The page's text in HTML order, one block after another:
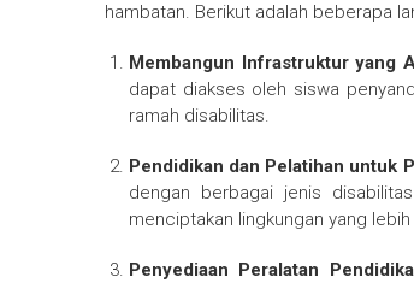
hambatan. Berikut adalah beberapa
Membangun Infrastruktur yang
dapat diakses oleh siswa
ramah disabilitas.
Pendidikan dan Pelatihan untuk
dengan berbagai jenis
menciptakan lingkungan yang lebih
Penyediaan Peralatan